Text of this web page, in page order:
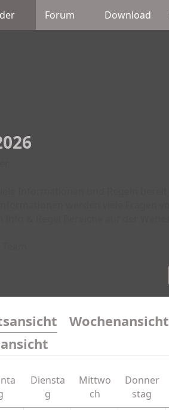
Forum Download
Wochenansicht
Diensta
g
Mittwo
ch
Donner
stag